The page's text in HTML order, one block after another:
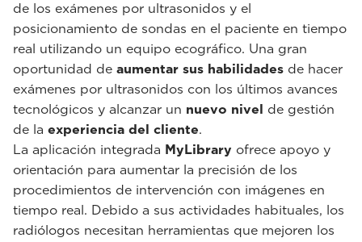
de los exámenes por ultrasonidos y el
posicionamiento de sondas en el paciente en tiempo
real utilizando un equipo ecográfico. Una gran
oportunidad de aumentar sus habilidades de hacer
exámenes por ultrasonidos con los últimos avances
tecnológicos y alcanzar un nuevo nivel de gestión
de la experiencia del cliente.
La aplicación integrada MyLibrary ofrece apoyo y
orientación para aumentar la precisión de los
procedimientos de intervención con imágenes en
tiempo real. Debido a sus actividades habituales, los
radiólogos necesitan herramientas que mejoren los